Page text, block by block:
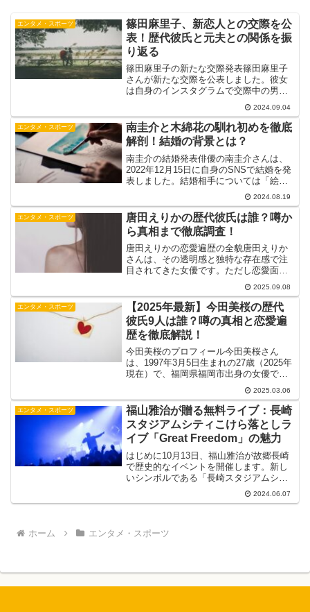
エンタメ・スポーツ
篠田麻里子、新恋人との交際を公
表！歴代彼氏と元夫との関係を振
り返る
篠田麻里子の新たな交際発表篠田麻里子
さんが新たな交際を公表しました。彼女
は自身のインスタグラムで交際中の男性
がいることを報告し、その男性が一般の
方であるため詳細は控えています。篠田
さんは「私や娘のことを大事にしてくれ
る、とても尊敬できる方」...
2024.09.04
エンタメ・スポーツ
南圭介と木綿花の馴れ初めを徹底
解剖！結婚の背景とは？
南圭介の結婚発表俳優の南圭介さんは、
2022年12月15日に自身のSNSで結婚を発
表しました。結婚相手については「絵を
描いていらっしゃる方」と公表されてお
り、その詳細は明かされていません。し
かし、ネット上では観音画家の木綿花
（ゆうか）さんが...
2024.08.19
エンタメ・スポーツ
唐田えりかの歴代彼氏は誰？噂か
ら真相まで徹底調査！
唐田えりかの恋愛遍歴の全貌唐田えりか
さんは、その透明感と独特な存在感で注
目されてきた女優です。ただし恋愛面で
は「事実」と「噂」が混在して報じられ
ており、整理しないと混乱しやすいテー
マでもあります。本記事では、一次報道
や所属事務所のコメントに...
2025.09.08
エンタメ・スポーツ
【2025年最新】今田美桜の歴代
彼氏9人は誰？噂の真相と恋愛遍
歴を徹底解説！
今田美桜のプロフィール今田美桜さん
は、1997年3月5日生まれの27歳（2025年
現在）で、福岡県福岡市出身の女優で
す。身長157cm、血液型はA型。2013年
にモデルとしてデビューし、その後女優
として活躍しています。2025年春からは
NH...
2025.03.06
エンタメ・スポーツ
福山雅治が贈る無料ライブ：長崎
スタジアムシティこけら落としラ
イブ「Great Freedom」の魅力
はじめに10月13日、福山雅治が故郷長崎
で歴史的なイベントを開催します。新し
いシンボルである「長崎スタジアムシテ
ィ」内のサッカースタジアム（ピースス
タジアム）で、こけら落としライブ
2024.06.07
ホーム エンタメ・スポーツ